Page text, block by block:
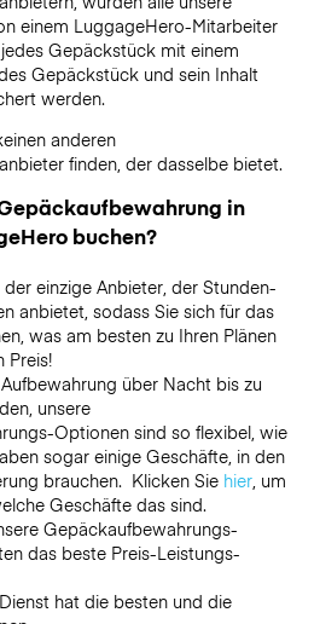
einem LuggageHero-Mitarbeiter
Gepäckstück mit einem
Gepäckstück und sein Inhalt
werden.
anderen
finden, der dasselbe bietet.
in
buchen?
einzige Anbieter, der Stunden-
anbietet, sodass Sie sich für das
was am besten zu Ihren Plänen
Preis!
über Nacht bis zu
unsere
Optionen sind so flexibel, wie
sogar einige Geschäfte, in den
brauchen. Klicken Sie hier, um
Geschäfte das sind.
Gepäckaufbewahrungs-
das beste Preis-Leistungs-
hat die besten und die